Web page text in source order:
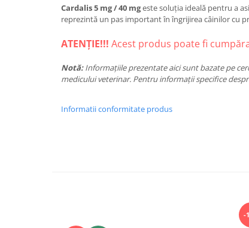
Cardalis 5 mg / 40 mgeste soluția ideală pentru a
reprezintă un pas important în îngrijirea câinilor cu
ATENȚIE!!! Acest produs poate fi
Notă:Informațiile prezentate aici sunt bazate pe
medicului veterinar. Pentru informații specifice
Informatii conformitate produs
-